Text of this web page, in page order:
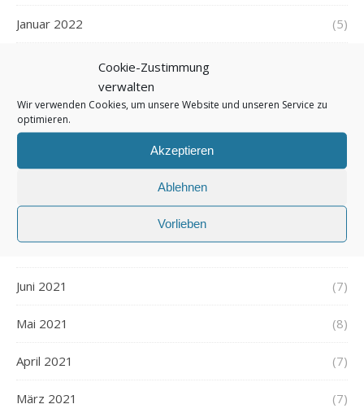
Cookie-Zustimmung
verwalten
Wir verwenden Cookies, um unsere Website und unseren Service zu
optimieren.
Akzeptieren
Ablehnen
Vorlieben
Januar 2022 (5)
Dezember 2021
November 2021
Oktober 2021 (6)
September 2021 (7)
August 2021 (7)
Juni 2021 (7)
Mai 2021 (8)
April 2021 (7)
März 2021 (7)